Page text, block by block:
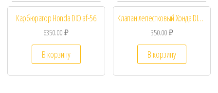
Карбюратор Honda DIO af-56
6350.00₽
В корзину
Клапан лепестковый Хонда DIO 18 27
350.00₽
В корзину